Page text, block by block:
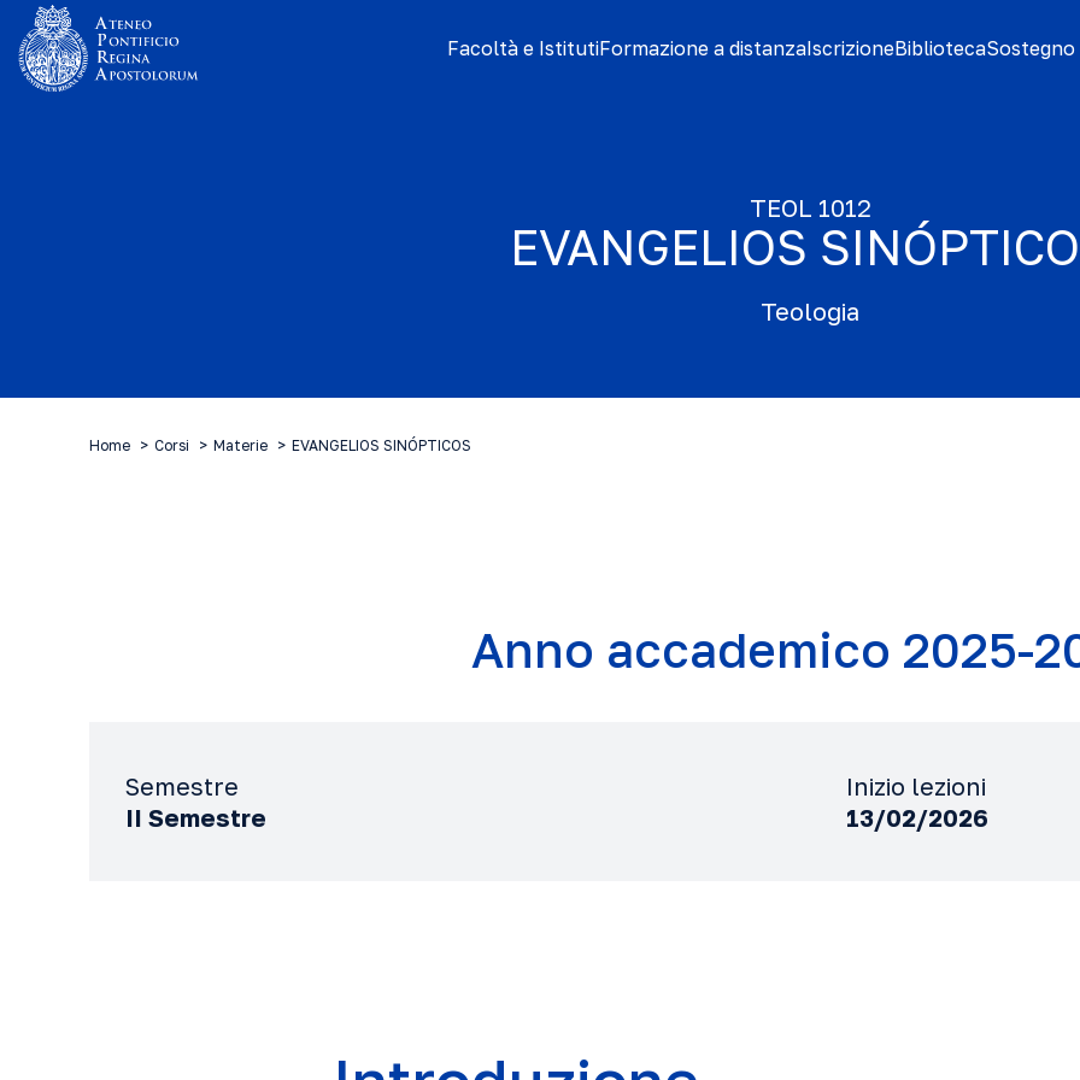
Facoltà e IstitutiFormazione a distanzaIscrizioneBiblioteca
TEOL 1012
EVANGELIOS
Teologia
Home Corsi Materie EVANGELIOS SINÓPTICOS
Anno accademico 2025-
Semestre
II Semestre
Inizio lezioni
13/02/2026